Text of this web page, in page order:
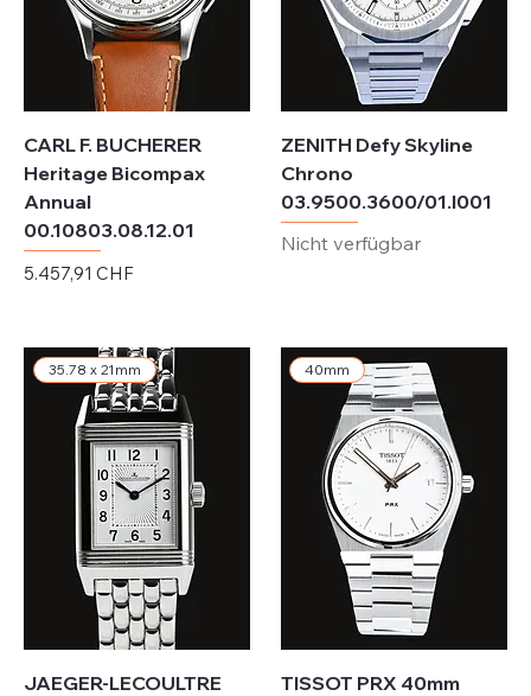
CARL F. BUCHERER
Heritage Bicompax
Annual
00.10803.08.12.01
Preis
5.457,91 CHF
ZENITH Defy Skyline
Chrono
03.9500.3600/01.I001
Nicht verfügbar
35.78 x 21mm
JAEGER-LECOULTRE
40mm
TISSOT PRX 40mm